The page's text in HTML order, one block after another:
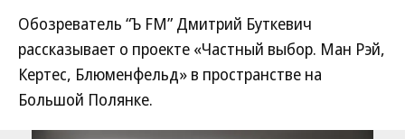
Обозреватель “Ъ FM” Дмитрий Буткевич
рассказывает о проекте «Частный выбор. Ман Рэй,
Кертес, Блюменфельд» в пространстве на
Большой Полянке.